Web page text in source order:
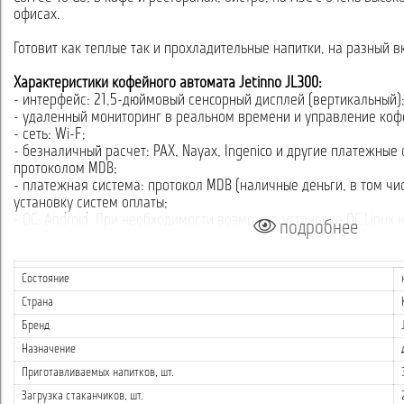
офисах.
Готовит как теплые так и прохладительные напитки, на разный
Характеристики кофейного автомата Jetinno JL300:
- интерфейс: 21,5-дюймовый сенсорный дисплей (вертикальный);
- удаленный мониторинг в реальном времени и управление
- сеть: Wi-F;
- безналичный расчет: PAX, Nayax, Ingenico и другие
протоколом MDB;
- платежная система: протокол MDB (наличные деньги, в том
установку систем оплаты;
- ОС: Android. При необходимости возможна установка ОС Linux
- удобный и интуитивно понятный интерфейс, двойное меню
кофейных зерен, динамическая подсветка на корпусе,
стаканов, автоматическое окошко выдачи напитка с
- заварочный блок эспрессо ES: 1×14 г;
- модулем "BiB" для приготовления напитков из концентратов;
- кофемолка: 1× Jetinno;
- бункер для зерен: 1х1,8 кг;
- контейнер для растворимых ингредиентов: 5×4 л;
- миксер: 3;
подробнее
Состояние
Страна
Бренд
Назначение
Приготавливаемых напитков, шт.
Загрузка стаканчиков, шт.